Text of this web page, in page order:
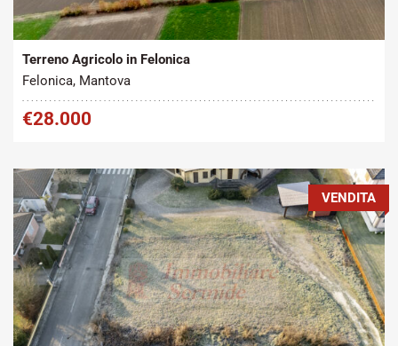
Tipo contratto:
Vendita
Metratura Commerciale:
19440 m
Terreno Agricolo in Felonica
Felonica, Mantova
€28.000
VENDITA